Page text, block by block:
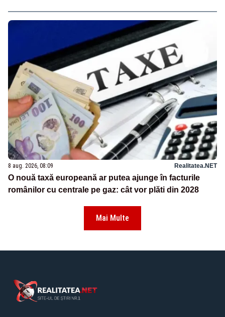
8 aug. 2026, 08:09 Realitatea.NET
O nouă taxă europeană ar putea ajunge în facturile
românilor cu centrale pe gaz: cât vor plăti din 2028
Mai Multe